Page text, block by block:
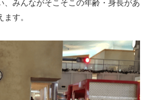
、みんながそこそこの年齢・身長があ
す。